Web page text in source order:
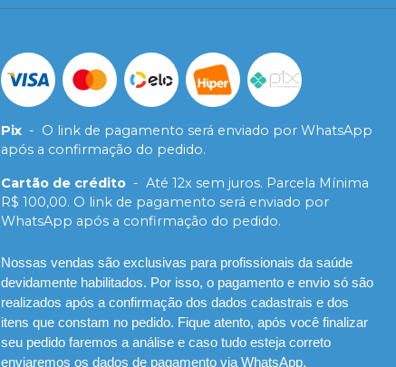
Pix - O link de pagamento será enviado por WhatsApp
após a confirmação do pedido.
Cartão de crédito - Até 12x sem juros. Parcela Mínima
R$ 100,00. O link de pagamento será enviado por
WhatsApp após a confirmação do pedido.
Nossas vendas são exclusivas para profissionais da saúde
devidamente habilitados. Por isso, o pagamento e envio só são
realizados após a confirmação dos dados cadastrais e dos
itens que constam no pedido. Fique atento, após você finalizar
seu pedido faremos a análise e caso tudo esteja correto
enviaremos os dados de pagamento via WhatsApp.